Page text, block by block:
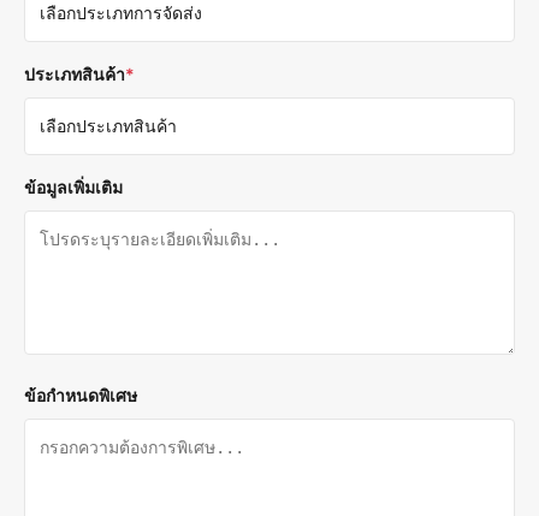
ประเภทสินค้า*
ข้อมูลเพิ่มเติม
ข้อกำหนดพิเศษ